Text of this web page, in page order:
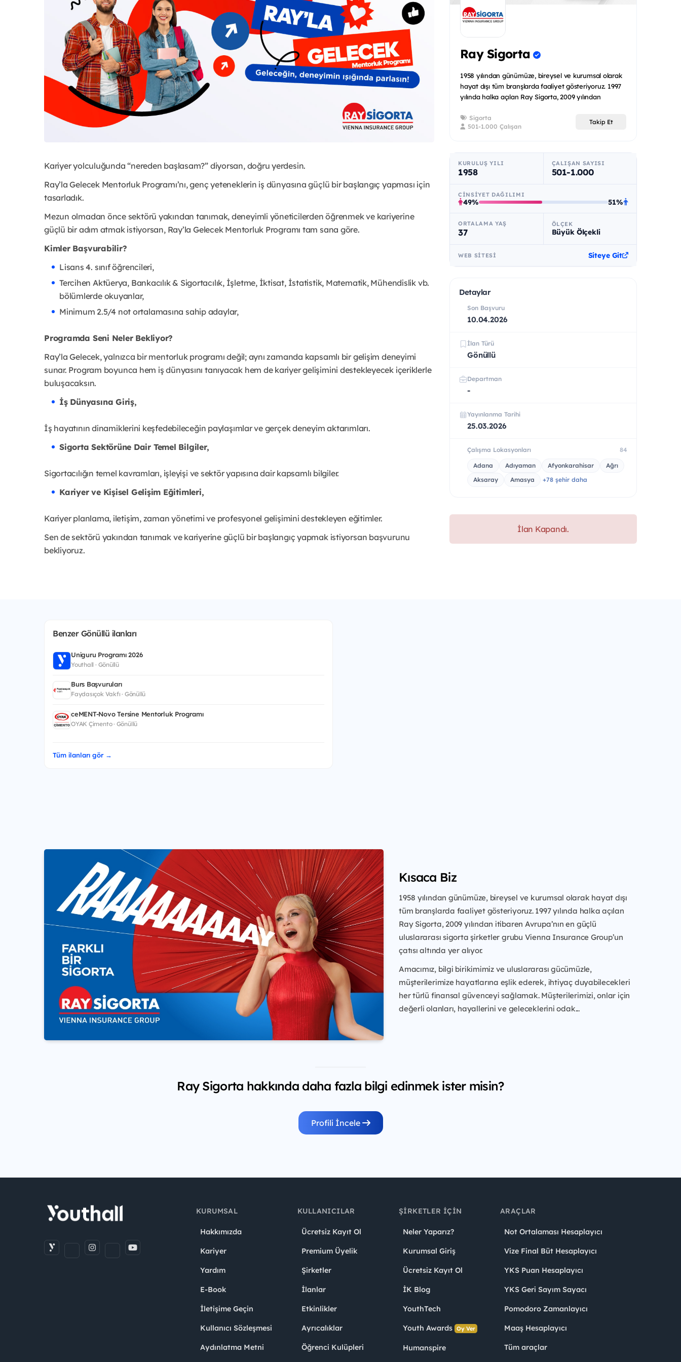
Kariyer yolculuğunda “nereden başlasam?” diyorsan, doğru yerdesin.
Ray’la Gelecek Mentorluk Programı’nı, genç yeteneklerin iş dünyasına güçlü bir başlangıç yapması için
tasarladık.
Mezun olmadan önce sektörü yakından tanımak, deneyimli yöneticilerden öğrenmek ve kariyerine
güçlü bir adım atmak istiyorsan, Ray’la Gelecek Mentorluk Programı tam sana göre.
Kimler Başvurabilir?
Lisans 4. sınıf öğrencileri,
Tercihen Aktüerya, Bankacılık & Sigortacılık, İşletme, İktisat, İstatistik, Matematik, Mühendislik vb.
bölümlerde okuyanlar,
Minimum 2.5/4 not ortalamasına sahip adaylar,
Programda Seni Neler Bekliyor?
Ray’la Gelecek, yalnızca bir mentorluk programı değil; aynı zamanda kapsamlı bir gelişim deneyimi
sunar. Program boyunca hem iş dünyasını tanıyacak hem de kariyer gelişimini destekleyecek içeriklerle
buluşacaksın.
İş Dünyasına Giriş,
İş hayatının dinamiklerini keşfedebileceğin paylaşımlar ve gerçek deneyim aktarımları.
Sigorta Sektörüne Dair Temel Bilgiler,
Sigortacılığın temel kavramları, işleyişi ve sektör yapısına dair kapsamlı bilgiler.
Kariyer ve Kişisel Gelişim Eğitimleri,
Kariyer planlama, iletişim, zaman yönetimi ve profesyonel gelişimini destekleyen eğitimler.
Sen de sektörü yakından tanımak ve kariyerine güçlü bir başlangıç yapmak istiyorsan başvurunu
bekliyoruz.
Ray Sigorta
1958 yılından günümüze, bireysel ve kurumsal olarak
hayat dışı tüm branşlarda faaliyet gösteriyoruz. 1997
yılında halka açılan Ray Sigorta, 2009 yılından
Sigorta
501-1.000 Çalışan
Takip Et
KURULUŞ YILI
1958
ÇALIŞAN SAYISI
501-1.000
CINSIYET DAĞILIMI
49% 51%
ORTALAMA YAŞ
37
ÖLÇEK
Büyük Ölçekli
WEB SITESI Siteye Git
Detaylar
Son Başvuru
10.04.2026
İlan Türü
Gönüllü
Departman
-
Yayınlanma Tarihi
25.03.2026
Çalışma Lokasyonları 84
Adana Adıyaman Afyonkarahisar
Ağrı
Aksaray
Amasya +78 şehir daha
İlan Kapandı.
Benzer Gönüllü ilanları
Uniguru Programı 2026
Youthall · Gönüllü
Burs Başvuruları
Faydasıçok Vakfı · Gönüllü
ceMENT-Novo Tersine Mentorluk Programı
OYAK Çimento · Gönüllü
Tüm ilanları gör →
Kısaca Biz
1958 yılından günümüze, bireysel ve kurumsal olarak hayat dışı
tüm branşlarda faaliyet gösteriyoruz. 1997 yılında halka açılan
Ray Sigorta, 2009 yılından itibaren Avrupa’nın en güçlü
uluslararası sigorta şirketler grubu Vienna Insurance Group’un
çatısı altında yer alıyor.
Amacımız, bilgi birikimimiz ve uluslararası gücümüzle,
müşterilerimize hayatlarına eşlik ederek, ihtiyaç duyabilecekleri
her türlü finansal güvenceyi sağlamak. Müşterilerimizi, onlar için
değerli olanları, hayallerini ve geleceklerini odak...
Ray Sigorta hakkında daha fazla bilgi edinmek ister misin?
Profili İncele
KURUMSAL
Hakkımızda
Kariyer
Yardım
E-Book
İletişime Geçin
Kullanıcı Sözleşmesi
Aydınlatma Metni
KULLANICILAR
Ücretsiz Kayıt Ol
Premium Üyelik
Şirketler
İlanlar
Etkinlikler
Ayrıcalıklar
Öğrenci Kulüpleri
ŞIRKETLER İÇIN
Neler Yaparız?
Kurumsal Giriş
Ücretsiz Kayıt Ol
İK Blog
YouthTech
Youth Awards Oy Ver
Humanspire
ARAÇLAR
Not Ortalaması Hesaplayıcı
Vize Final Büt Hesaplayıcı
YKS Puan Hesaplayıcı
YKS Geri Sayım Sayacı
Pomodoro Zamanlayıcı
Maaş Hesaplayıcı
Tüm araçlar